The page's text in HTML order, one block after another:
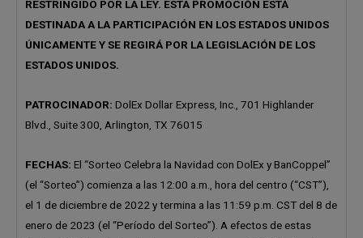
RESTRINGIDO POR LA LEY. ESTA PROMOCIÓN ESTÁ
DESTINADA A LA PARTICIPACIÓN EN LOS ESTADOS UNIDOS
ÚNICAMENTE Y SE REGIRÁ POR LA LEGISLACIÓN DE LOS
ESTADOS UNIDOS.
PATROCINADOR: DolEx Dollar Express, Inc., 701 Highlander
Blvd., Suite 300, Arlington, TX 76015
FECHAS: El “Sorteo Celebra la Navidad con DolEx y BanCoppel”
(el “Sorteo”) comienza a las 12:00 a.m., hora del centro (“CST”),
el 1 de diciembre de 2022 y termina a las 11:59 p.m. CST del 8 de
enero de 2023 (el “Período del Sorteo”). A efectos de estas